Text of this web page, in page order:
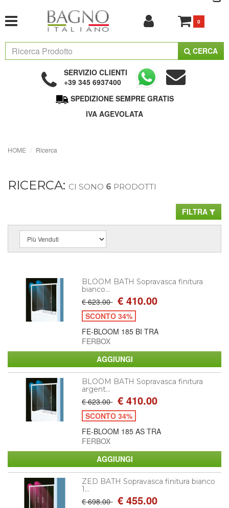
0
CERCA
SERVIZIO CLIENTI
+39 345 6937400
SPEDIZIONE SEMPRE GRATIS
IVA AGEVOLATA
HOME Ricerca
RICERCA: CI SONO 6 PRODOTTI
FILTRA
BLOOM BATH Sopravasca finitura
bianco...
€ 623.00 € 410.00
SCONTO 34%
FE-BLOOM 185 BI TRA
FERBOX
BLOOM BATH Sopravasca finitura
argent...
€ 623.00 € 410.00
SCONTO 34%
FE-BLOOM 185 AS TRA
FERBOX
ZED BATH Sopravasca finitura bianco
1...
€ 698.00 € 455.00